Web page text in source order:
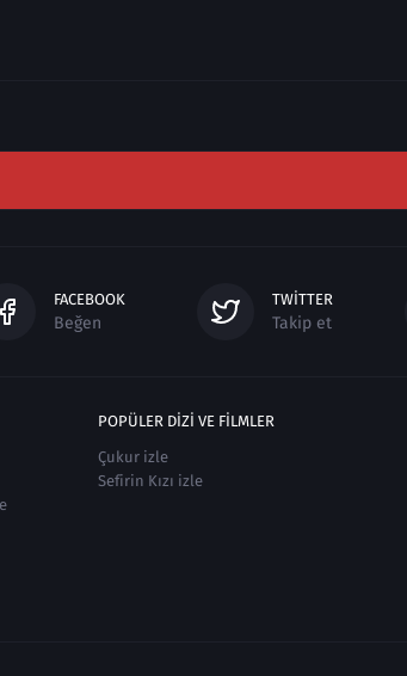
FACEBOOK
Beğen
TWITTER
Takip et
POPÜLER DIZI VE FILMLER
Çukur izle
Sefirin Kızı izle